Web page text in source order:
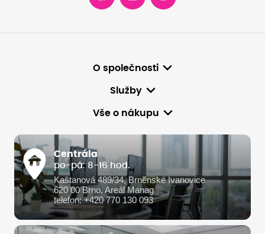
O společnosti
Služby
Vše o nákupu
Centrála
po-pá: 8-16 hod.
Kaštanová 489/34, Brněnské Ivanovice
620 00 Brno, Areál Manag
telefon: +420 770 130 093